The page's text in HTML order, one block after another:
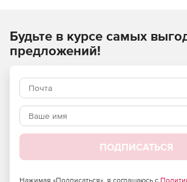
WorkgroupShare отличается простотой в
использовании. Помимо личных папок,
могут создавать публичные, а инструменты
доступа тех или иных сотрудников.
компаний доверяют возможностям
WorkgroupShare для совместной работы
Outlook.
Характеристики WorkgroupShare:
контактами, письмами, календарями,
Будьте в курсе самых
предложений!
ПОДПИСАТЬСЯ
Нажимая «Подписаться», я соглашаюсь с